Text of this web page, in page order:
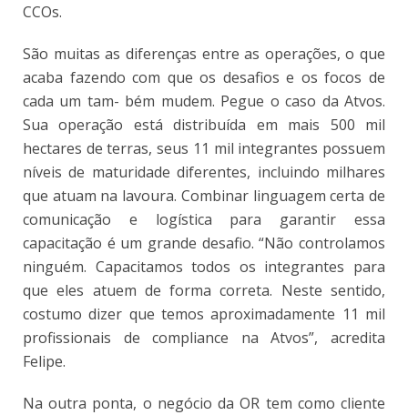
CCOs.
São muitas as diferenças entre as operações, o que
acaba fazendo com que os desafios e os focos de
cada um tam- bém mudem. Pegue o caso da Atvos.
Sua operação está distribuída em mais 500 mil
hectares de terras, seus 11 mil integrantes possuem
níveis de maturidade diferentes, incluindo milhares
que atuam na lavoura. Combinar linguagem certa de
comunicação e logística para garantir essa
capacitação é um grande desafio. “Não controlamos
ninguém. Capacitamos todos os integrantes para
que eles atuem de forma correta. Neste sentido,
costumo dizer que temos aproximadamente 11 mil
profissionais de compliance na Atvos”, acredita
Felipe.
Na outra ponta, o negócio da OR tem como cliente